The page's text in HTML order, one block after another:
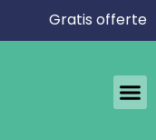
Gratis offerte